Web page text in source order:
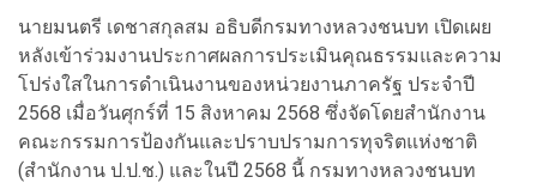
นายมนตรี เดชาสกุลสม อธิบดีกรมทางหลวงชนบท เปิดเผย
หลังเข้าร่วมงานประกาศผลการประเมินคุณธรรมและความ
โปร่งใสในการดำเนินงานของหน่วยงานภาครัฐ ประจำปี
2568 เมื่อวันศุกร์ที่ 15 สิงหาคม 2568 ซึ่งจัดโดยสำนักงาน
คณะกรรมการป้องกันและปราบปรามการทุจริตแห่งชาติ
(สำนักงาน ป.ป.ช.) และในปี 2568 นี้ กรมทางหลวงชนบท